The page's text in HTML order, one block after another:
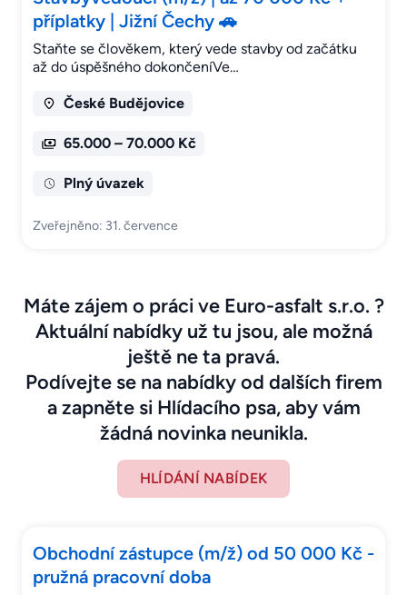
příplatky | Jižní Čechy 🚗
Staňte se člověkem, který vede stavby od začátku
až do úspěšného dokončeníVe…
České Budějovice
65.000 – 70.000 Kč
Plný úvazek
Zveřejněno: 31. července
Máte zájem o práci ve Euro-asfalt s.r.o. ?
Aktuální nabídky už tu jsou, ale možná
ještě ne ta pravá.
Podívejte se na nabídky od dalších firem
a zapněte si Hlídacího psa, aby vám
žádná novinka neunikla.
HLÍDÁNÍ NABÍDEK
Obchodní zástupce (m/ž) od 50 000 Kč -
pružná pracovní doba